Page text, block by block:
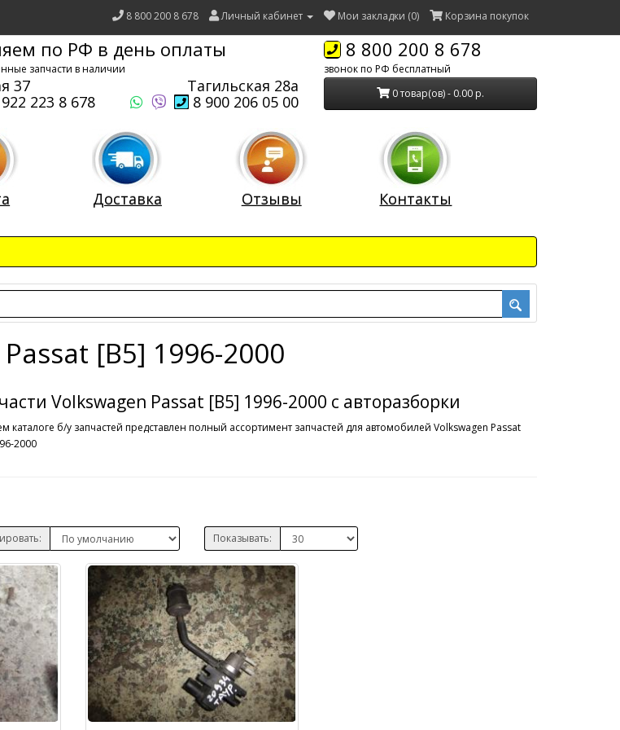
8 800 200 8 678 Личный кабинет Мои закладки (0) Корзина покупок
по РФ в день оплаты
запчасти в наличии
37
Тагильская 28а
223 8 678
8 900 206 05 00
8 800 200 8 678
звонок по РФ бесплатный
0 товар(ов) - 0.00 р.
Доставка Отзывы Контакты
[B5] 1996-2000
Volkswagen Passat [B5] 1996-2000 с авторазборки
каталоге б/у запчастей представлен полный ассортимент запчастей для автомобилей Volkswagen Passat
2000
Показывать: